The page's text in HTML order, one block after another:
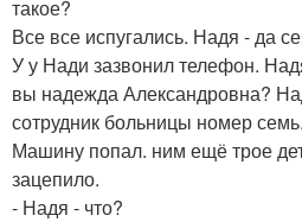
такое?
Все все испугались. Надя - да
У у Нади зазвонил телефон.
вы надежда Александровна?
сотрудник больницы номер
Машину попал. ним ещё трое
зацепило.
- Надя - что?